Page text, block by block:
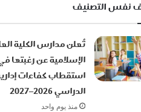
نفس التصنيف
تُعلن مدارس الكلية
الإسلامية عن رغبتها
استقطاب كفاءات
الدراسي 2026–2027
منذ يوم واحد